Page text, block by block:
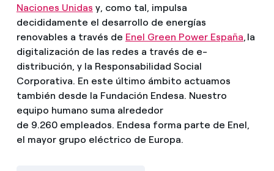
Naciones Unidas y, como tal, impulsa
decididamente el desarrollo de energías
renovables a través de Enel Green Power España, la
digitalización de las redes a través de e-
distribución, y la Responsabilidad Social
Corporativa. En este último ámbito actuamos
también desde la Fundación Endesa. Nuestro
equipo humano suma alrededor
de 9.260 empleados. Endesa forma parte de Enel,
el mayor grupo eléctrico de Europa.